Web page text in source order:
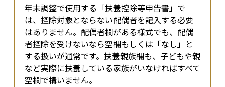
年末調整で使用する「扶養控除等申告書」で
は、控除対象とならない配偶者を記入する必要
はありません。配偶者欄がある様式でも、配偶
者控除を受けないなら空欄もしくは「なし」と
する扱いが通常です。扶養親族欄も、子どもや親
など実際に扶養している家族がいなければすべて
空欄で構いません。